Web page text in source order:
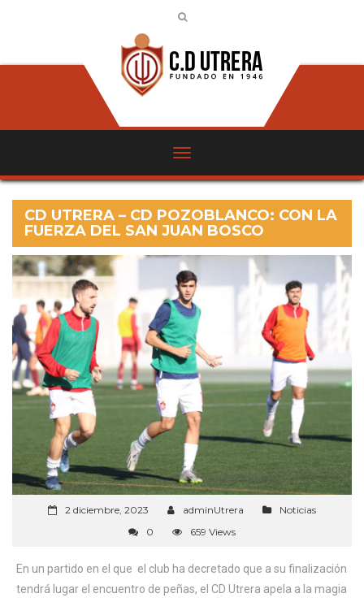
CD UTRERA – CD POZOBLANCO: CON LA
FUERZA DEL SAN JUAN BOSCO
2 diciembre, 2023 adminUtrera
Noticias
0
659 Views
En un partido en el que el club ha decretado que a su finalización
tendrá lugar el encuentro de peñas, el CD Utrera apela a la magia